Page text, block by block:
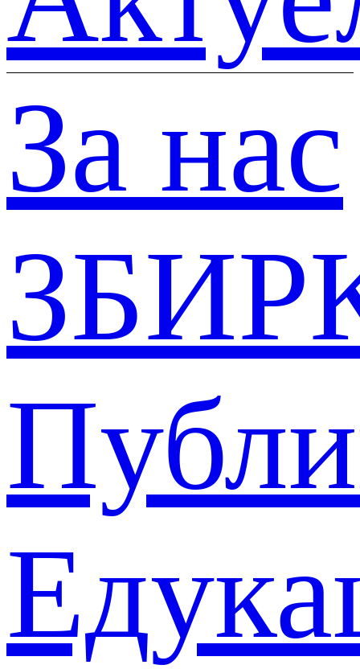
За нас